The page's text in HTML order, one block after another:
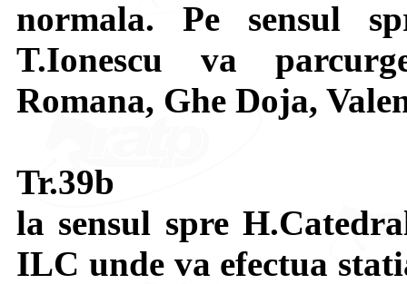
normala. Pe sensul
T.Ionescu va
Romana, Ghe Doja,
Tr.39b
la sensul spre
ILC unde va efectua